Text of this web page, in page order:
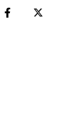
Pensioenen
Doe mee